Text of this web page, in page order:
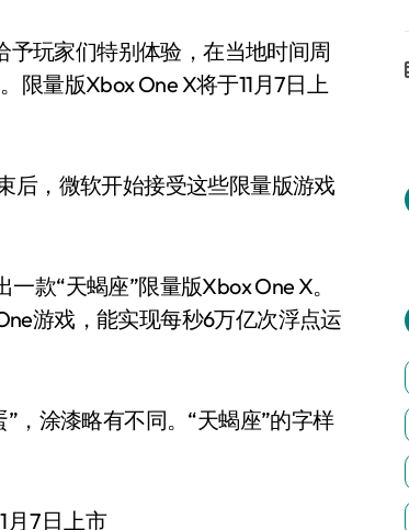
予玩家们特别体验，在当地时间周
限量版Xbox One X将于11月7日上
后，微软开始接受这些限量版游戏
款“天蝎座”限量版Xbox One X。
游戏，能实现每秒6万亿次浮点运
，涂漆略有不同。“天蝎座”的字样